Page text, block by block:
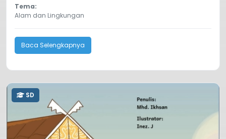
Tema:
Alam dan Lingkungan
Baca Selengkapnya
SD